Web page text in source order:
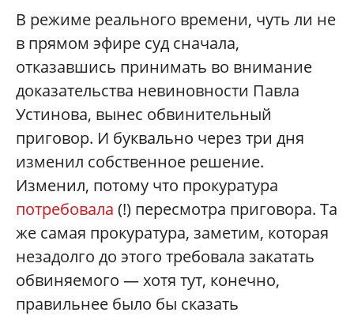
В режиме реального времени, чуть ли не
в прямом эфире суд сначала,
отказавшись принимать во внимание
доказательства невиновности Павла
Устинова, вынес обвинительный
приговор. И буквально через три дня
изменил собственное решение.
Изменил, потому что прокуратура
потребовала (!) пересмотра приговора. Та
же самая прокуратура, заметим, которая
незадолго до этого требовала закатать
обвиняемого — хотя тут, конечно,
правильнее было бы сказать